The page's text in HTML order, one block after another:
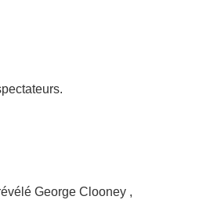
George Clooney ,